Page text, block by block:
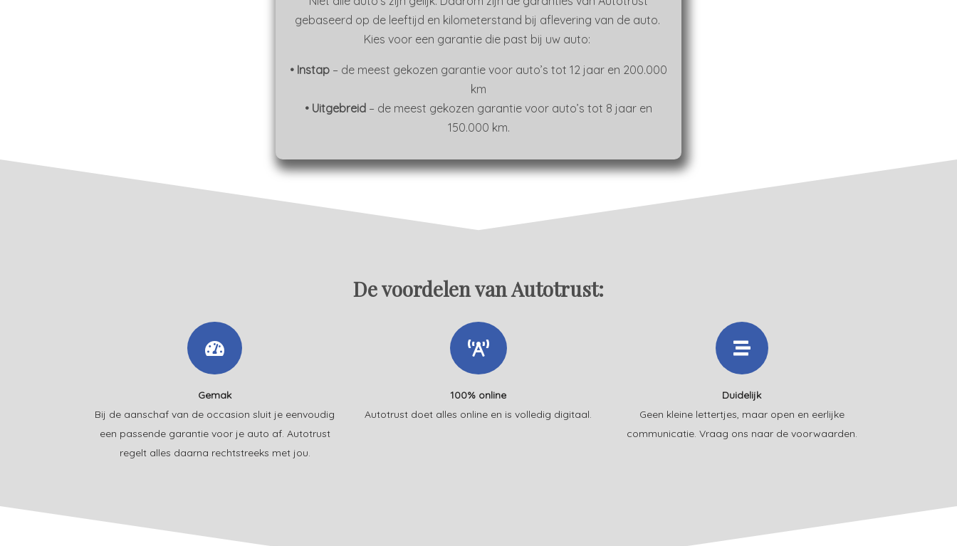
gebaseerd op de leeftijd en kilometerstand bij aflevering van de auto.
Kies voor een garantie die past bij uw auto:
• Instap – de meest gekozen garantie voor auto’s tot 12 jaar en 200.000
km
• Uitgebreid – de meest gekozen garantie voor auto’s tot 8 jaar en
150.000 km.
De voordelen van Autotrust:
Gemak
Bij de aanschaf van de occasion sluit je eenvoudig
een passende garantie voor je auto af. Autotrust
regelt alles daarna rechtstreeks met jou.
100% online
Autotrust doet alles online en is volledig digitaal.
Duidelijk
Geen kleine lettertjes, maar open en eerlijke
communicatie. Vraag ons naar de voorwaarden.